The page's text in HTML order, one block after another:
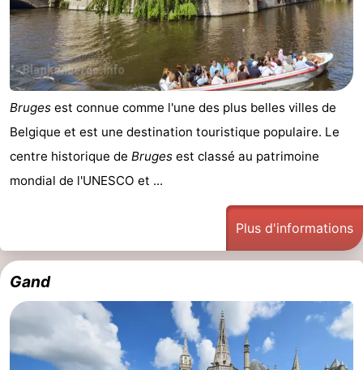
Fermes
-
Terrains
de
jeux
-
Aires
de
-
Bowling
-
golf
être
villes
Sports
-
Piscines
-
Bruges est connue comme l'une des plus belles villes de
Belgique et est une destination touristique populaire. Le
centre historique de Bruges est classé au patrimoine
mondial de l'UNESCO et ...
Plus d'informations
Gand